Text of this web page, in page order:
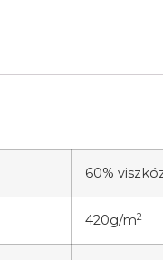
60%
420g/m2